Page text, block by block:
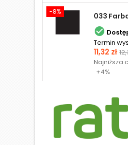
-8%

Termin
Cena
11,32 zł
Najniższa
+4%